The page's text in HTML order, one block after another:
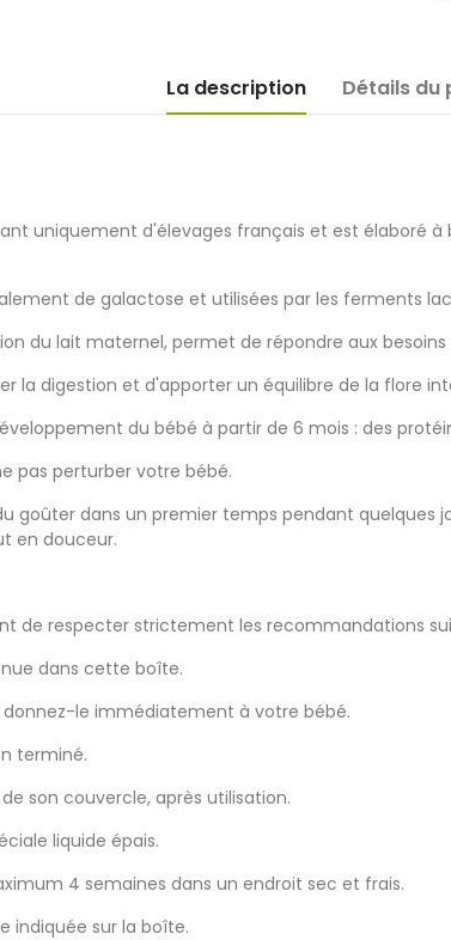
La description Détails du
uniquement d'élevages français et est élaboré
de galactose et utilisées par les ferments
du lait maternel, permet de répondre aux
la digestion et d'apporter un équilibre de la flore
du bébé à partir de 6 mois : des
pas perturber votre bébé.
goûter dans un premier temps pendant
en douceur.
de respecter strictement les recommandations
dans cette boîte.
donnez-le immédiatement à votre bébé.
terminé.
son couvercle, après utilisation.
liquide épais.
4 semaines dans un endroit sec et frais.
indiquée sur la boîte.